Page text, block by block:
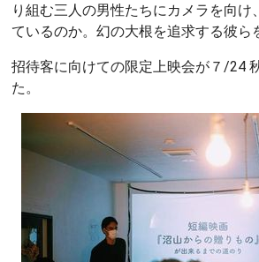
り組む三人の男性たちにカメラを向け
ているのか。幻の大根を追求する彼ら
招待客に向けての限定上映会が７/24
た。